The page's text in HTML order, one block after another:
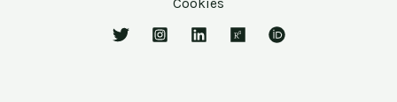
Cookies